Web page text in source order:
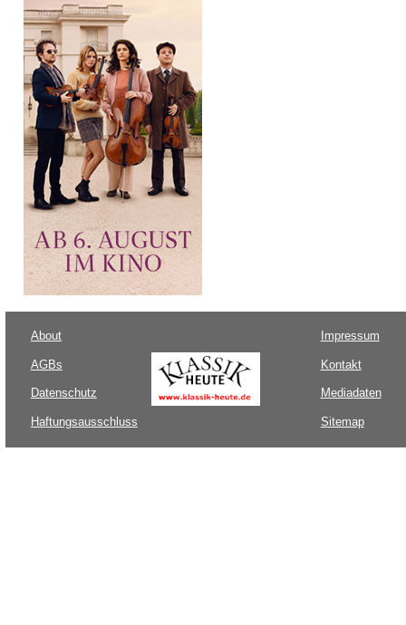
About
AGBs
Datenschutz
Haftungsausschluss
Impressum
Kontakt
Mediadaten
Sitemap